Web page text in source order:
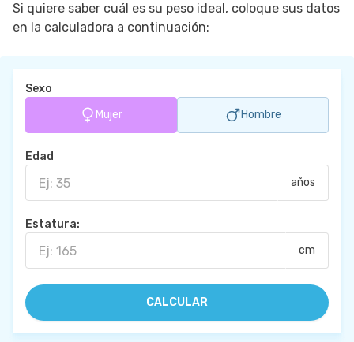
Si quiere saber cuál es su peso ideal, coloque sus datos
en la calculadora a continuación:
Sexo
Mujer
Hombre
Edad
años
Estatura:
cm
CALCULAR